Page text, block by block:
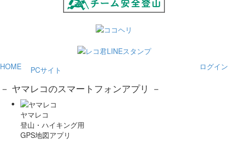
HOME ログイン
PCサイト
－ ヤマレコのスマートフォンアプリ －
ヤマレコ
登山・ハイキング用
GPS地図アプリ